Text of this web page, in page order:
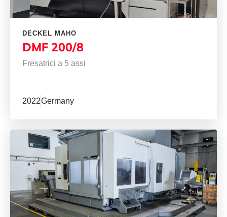
DECKEL MAHO
DMF 200/8
Fresatrici a 5 assi
2022Germany